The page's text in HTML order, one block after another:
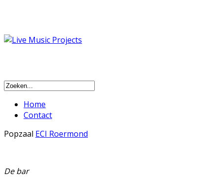
Home
Contact
Popzaal ECI Roermond
De bar